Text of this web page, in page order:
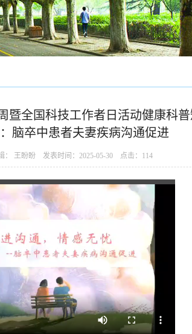
暨全国科技工作者日活动健康科
脑卒中患者夫妻疾病沟通促进
王盼盼 发表时间：2025-05-30 点击： 114